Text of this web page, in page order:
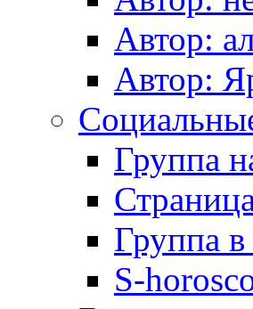
Автор:
Автор:
Группа
Группа
S-